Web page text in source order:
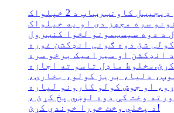
مسلکي ډیجیټل کاونټرټاپ د 2 خپلواک
سره مجهز دی او په خپلواک
د دوه سیسټمونو لخوا کنټرول
شئ دوه ګونی انډکشن غوره
انډکشن او سیرامیک برخو سره
ماډل تاسو ته اجازه
دلیا، بریز کولو، بخارۍ،
او جوش کولو کارونو لپاره
وخت کې دوه لوښي پخ کړئ ،
د پخلي وخت خورا خوندي کړئ!